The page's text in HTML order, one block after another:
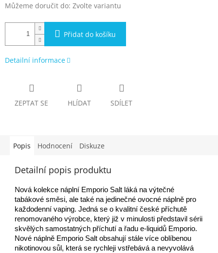
Můžeme doručit do: Zvolte variantu
Přidat do košíku
Detailní informace
ZEPTAT SE HLÍDAT SDÍLET
Popis Hodnocení Diskuze
Detailní popis produktu
Nová kolekce náplní Emporio Salt láká na výtečné
tabákové směsi, ale také na jedinečné ovocné náplně pro
každodenní vaping. Jedná se o kvalitní české příchutě
renomovaného výrobce, který již v minulosti představil sérii
skvělých samostatných příchutí a řadu e-liquidů Emporio.
Nové náplně Emporio Salt obsahují stále více oblíbenou
nikotinovou sůl, která se rychleji vstřebává a nevyvolává